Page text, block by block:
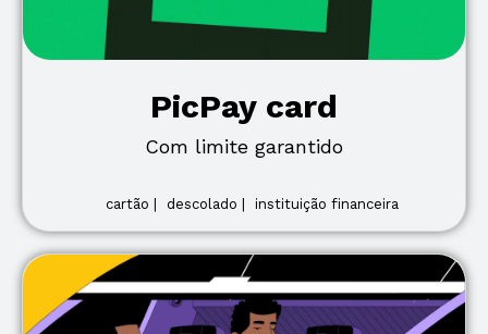
PicPay card
Com limite garantido
cartão | descolado | instituição financeira